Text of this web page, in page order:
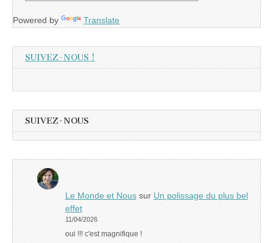
Powered by Translate
SUIVEZ-NOUS !
SUIVEZ-NOUS
Le Monde et Noussur Un polissage du plus bel
effet
11/04/2026
oui !!! c'est magnifique !